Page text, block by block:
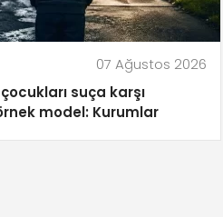
07 Ağustos 2026
suça karşı
model: Kurumlar